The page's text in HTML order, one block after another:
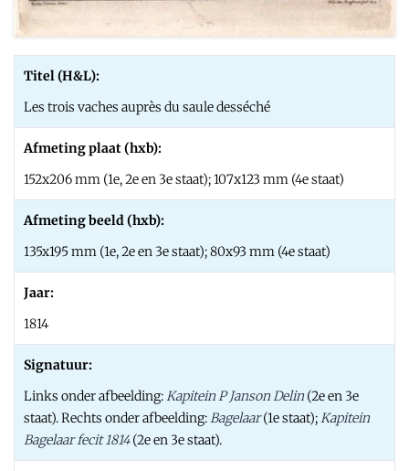
Titel (H&L):
Les trois vaches auprès du saule desséché
Afmeting plaat (hxb):
152x206 mm (1e, 2e en 3e staat); 107x123 mm (4e staat)
Afmeting beeld (hxb):
135x195 mm (1e, 2e en 3e staat); 80x93 mm (4e staat)
Jaar:
1814
Signatuur:
Links onder afbeelding:Kapitein P Janson Delin(2e en 3e
staat). Rechts onder afbeelding:Bagelaar(1e staat);Kapitein
Bagelaar fecit 1814(2e en 3e staat).